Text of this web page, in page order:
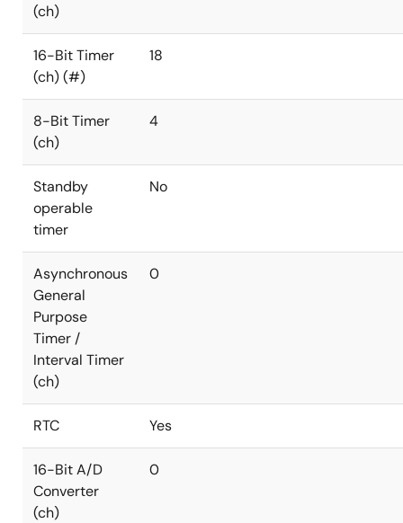
(ch)
16-Bit Timer
(ch) (#)
18
8-Bit Timer
(ch)
4
Standby
operable
timer
No
Asynchronous
General
Purpose
Timer /
Interval Timer
(ch)
0
RTC Yes
16-Bit A/D
Converter
(ch)
0